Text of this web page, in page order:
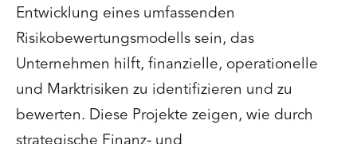
Entwicklung eines umfassenden
Risikobewertungsmodells sein, das
Unternehmen hilft, finanzielle, operationelle
und Marktrisiken zu identifizieren und zu
bewerten. Diese Projekte zeigen, wie durch